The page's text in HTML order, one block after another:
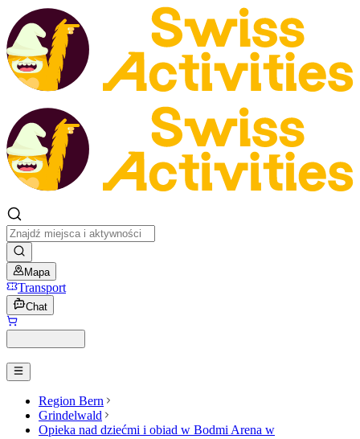
Mapa
Transport
Chat
Region Bern
Grindelwald
Opieka nad dziećmi i obiad w Bodmi Arena w